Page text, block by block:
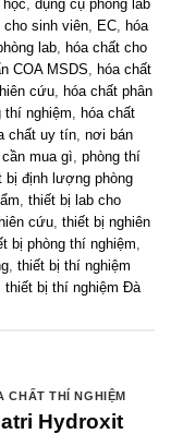
, dụng cụ phòng lab
cho sinh viên, EC, hóa
lab, hóa chất cho
COA MSDS, hóa chất
cứu, hóa chất phân
thí nghiệm, hóa chất
chất uy tín, nơi bán
mua gì, phòng thí
bị định lượng phòng
, thiết bị lab cho
cứu, thiết bị nghiên
bị phòng thí nghiệm,
, thiết bị thí nghiệm
thiết bị thí nghiệm Đà
CHẤT THÍ NGHIỆM
Hydroxit